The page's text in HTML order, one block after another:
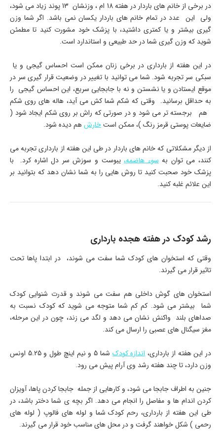
در برخی از خانم های باردار در هفته 18 ام ، وزنشان 13 پوند زیاد می شود،
ولی این عدد در تمام خانم های باردار یکسان نمی باشد. اگر شما وزن
گیری بیشتر و یا کمتری داشتید، با پزشک خود مشورت کنید تا مطمئن
شوید که وزن گیری شما در حد طبیعی و استاندارد است.
در این هفته از بارداری در برخی زنان ممکن است احساس گیجی و یا
سبکی سر تجربه شود. شما می توانید با تغییر در وضعیت قرار گیری سر در
موقع ایستادن و یا نشستن و نه با جابجایی سریع، این احساس گیجی را
به حداقل برسانید. وقتی که شکم شما کش می آید، هاله های روی شکم
هم برجسته تر می شود و در صورتی که راش بر روی شکم ایجاد شود (
ضایعات پوستی قرمز رنگ )، ممکن استخارشهم دیده شود.
از دیگر مشکلاتی که خانم های باردار در طی این هفته از بارداری تجربه می
کنند، می توان بهسوء هاضمه،یبوست و سوزش سر دل اشاره کرد. با
پزشک خود صحبت کنید تا روش هایی را به شما نشان دهد که بتوانید بر
این علائم غلبه کنید.
رشد کودک در هفته هجده بارداری
وقتی که استخوان های کودک شما سفت می شوند، در ابتدا پاها تحت
تاثیر قرار می گیرند.
استخوان های گوش داخلی هم سفت می شوند و قدرت شنوایی کودک
شما بیشتر می شود. کم کم شما متوجه می شوید که کودک نسبت به
صداهای بلند واکنش نشان می دهد و لگد می زند، چون در این مرحله،
مغز سیگنال های عصبی را ارسال می کند.
در این هفته از بارداری،اندازه کودک
شما 5 و نیم اینچ طول و 5.25 اونس
وزن دارد، تا چند هفته رشد وی آرام پیش می رود.
جنین به اطراف جابجا می شود، و کارهایی از جمله جابجا کردن پاها، آویزان
کردن اندام ها و مفاصل را انجام می دهد. اگر بچه ی شما دختر باشد، در
طی این هفته از بارداری، رحم کودک شما و لوله های فالوپ ( لوله های
رحمی ) شکل خواهند گرفت و در محل های مناسب خود قرار می گیرند.